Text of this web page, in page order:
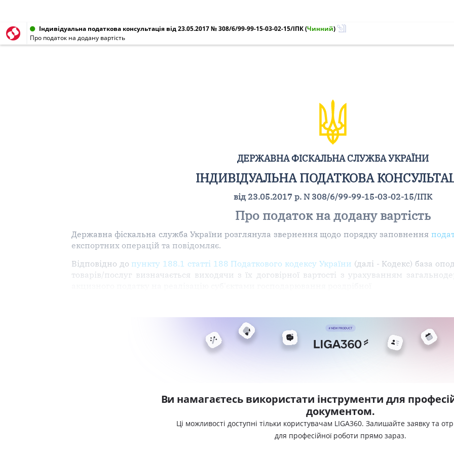
Індивідуальна податкова консультація від 23.05.2017 № 308/6/99-99-15-03-02-15/ІПК(Чинний)
Про податок на додану вартість
ДЕРЖАВНА ФІСКАЛЬНА СЛУЖБА УКРАЇНИ
ІНДИВІДУАЛЬНА ПОДАТКОВА
від 23.05.2017 р. N 308/6/99-99-15-03-02-15/ІПК
Про податок на додану вартість
Державна фіскальна служба України розглянула звернення щодо порядку заповнення
експортних операцій та повідомляє.
Відповідно до пункту 188.1 статті 188 Податкового кодексу України (далі - Кодекс) база
товарів/послуг визначається виходячи з їх договірної вартості з урахуванням
Ви намагаєтесь використати інструменти для
документом.
Ці можливості доступні тільки користувачам LIGA360. Залишайте заявку та
для професійної роботи прямо зараз.